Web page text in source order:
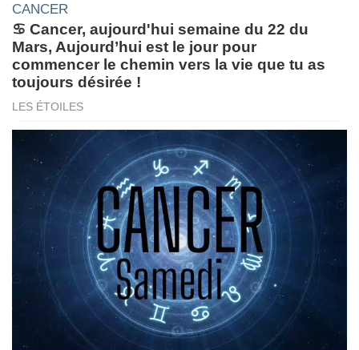
CANCER
♋ Cancer, aujourd'hui semaine du 22 du
Mars, Aujourd’hui est le jour pour
commencer le chemin vers la vie que tu as
toujours désirée !
LES ÉTOILES